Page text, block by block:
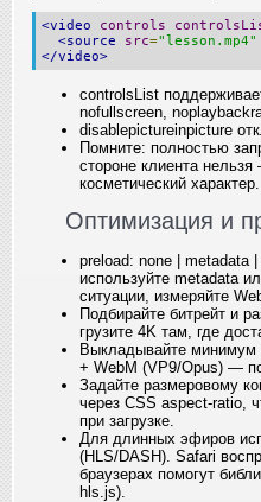
<video controls
<source
src="lesson.mp4"
</video>
controlsList
nofullscreen,
disablepictureinpicture
Помните: полностью
стороне клиента
косметический характер.
Оптимизация и
preload: none | metadata
используйте metadata
ситуации, измеряйте
Подбирайте битрейт и
грузите 4K там, где
Выкладывайте
+ WebM (VP9/Opus) —
Задайте размеровому
через CSS aspect-ratio,
при загрузке.
Для длинных эфиров
(HLS/DASH). Safari
браузерах помогут
hls.js).